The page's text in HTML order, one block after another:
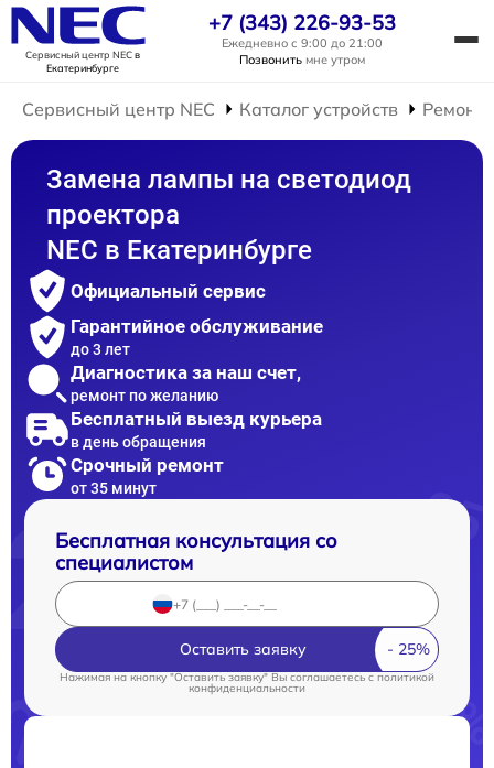
Сервисный центр NECв
Екатеринбурге
+7 (343) 226-93-53
Ежедневно с 9:00 до 21:00
Позвонить мне утром
Сервисный центр NEC Каталог устройств Ремонт
Замена лампы на светодиод
проектора
NEC в Екатеринбурге
Официальный сервис
Гарантийное обслуживание
до 3 лет
Диагностика за наш счет,
ремонт по желанию
Бесплатный выезд курьера
в день обращения
Срочный ремонт
от 35 минут
Бесплатная консультация со
специалистом
Оставить заявку
Нажимая на кнопку "Оставить заявку" Вы соглашаетесь cполитикой
конфиденциальности